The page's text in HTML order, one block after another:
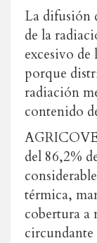
La difusión
de la
excesivo
porque
radiación
contenido
del 86,2%
térmica,
cobertura a